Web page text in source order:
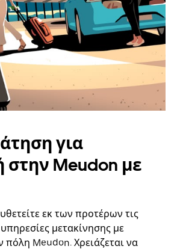
για
στην Meudon με
εκ των προτέρων τις
μετακίνησης με
πόλη Meudon. Χρειάζεται να